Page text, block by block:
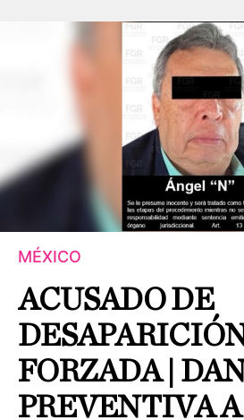
MÉXICO
ACUSADO DE
FORZADA |
PREVENTIVA